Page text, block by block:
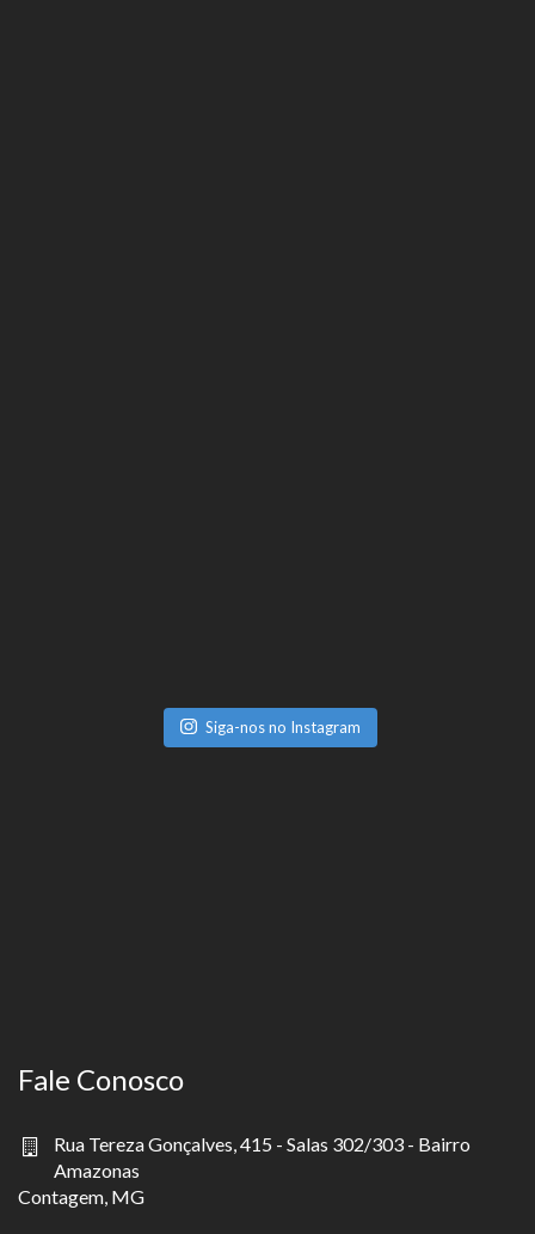
Siga-nos no Instagram
Fale Conosco
Rua Tereza Gonçalves, 415 - Salas 302/303 - Bairro
Amazonas
Contagem, MG